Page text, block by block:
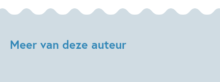
Meer van deze auteur